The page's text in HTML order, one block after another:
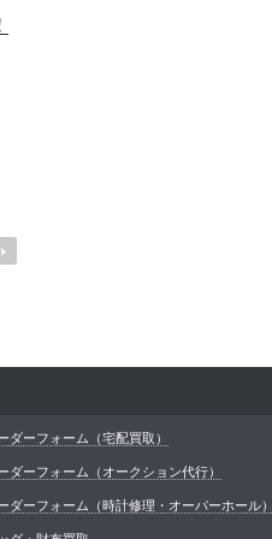
ダーフォーム（宅配買取）
ダーフォーム（オークション代行）
ダーフォーム（時計修理・オーバーホール）